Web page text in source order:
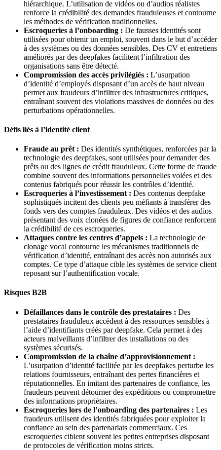
hiérarchique. L’utilisation de vidéos ou d’audios réalistes
renforce la crédibilité des demandes frauduleuses et contourne
les méthodes de vérification traditionnelles.
Escroqueries à l’onboarding : De fausses identités sont
utilisées pour obtenir un emploi, souvent dans le but d’accéder
à des systèmes ou des données sensibles. Des CV et entretiens
améliorés par des deepfakes facilitent l’infiltration des
organisations sans être détecté.
Compromission des accès privilégiés : L’usurpation
d’identité d’employés disposant d’un accès de haut niveau
permet aux fraudeurs d’infiltrer des infrastructures critiques,
entraînant souvent des violations massives de données ou des
perturbations opérationnelles.
Défis liés à l’identité client
Fraude au prêt : Des identités synthétiques, renforcées par la
technologie des deepfakes, sont utilisées pour demander des
prêts ou des lignes de crédit frauduleux. Cette forme de fraude
combine souvent des informations personnelles volées et des
contenus fabriqués pour réussir les contrôles d’identité.
Escroqueries à l’investissement : Des contenus deepfake
sophistiqués incitent des clients peu méfiants à transférer des
fonds vers des comptes frauduleux. Des vidéos et des audios
présentant des voix clonées de figures de confiance renforcent
la crédibilité de ces escroqueries.
Attaques contre les centres d’appels : La technologie de
clonage vocal contourne les mécanismes traditionnels de
vérification d’identité, entraînant des accès non autorisés aux
comptes. Ce type d’attaque cible les systèmes de service client
reposant sur l’authentification vocale.
Risques B2B
Défaillances dans le contrôle des prestataires : Des
prestataires frauduleux accèdent à des ressources sensibles à
l’aide d’identifiants créés par deepfake. Cela permet à des
acteurs malveillants d’infiltrer des installations ou des
systèmes sécurisés.
Compromission de la chaîne d’approvisionnement :
L’usurpation d’identité facilitée par les deepfakes perturbe les
relations fournisseurs, entraînant des pertes financières et
réputationnelles. En imitant des partenaires de confiance, les
fraudeurs peuvent détourner des expéditions ou compromettre
des informations propriétaires.
Escroqueries lors de l’onboarding des partenaires : Les
fraudeurs utilisent des identités fabriquées pour exploiter la
confiance au sein des partenariats commerciaux. Ces
escroqueries ciblent souvent les petites entreprises disposant
de protocoles de vérification moins stricts.